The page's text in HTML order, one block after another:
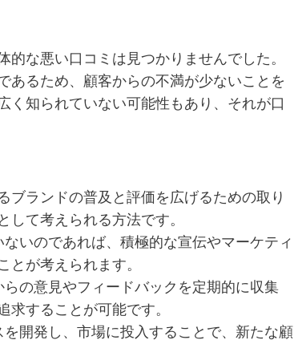
な悪い口コミは見つかりませんでした。
あるため、顧客からの不満が少ないことを
知られていない可能性もあり、それが口
ランドの普及と評価を広げるための取り
て考えられる方法です。
いのであれば、積極的な宣伝やマーケティ
が考えられます。
の意見やフィードバックを定期的に収集
することが可能です。
開発し、市場に投入することで、新たな顧